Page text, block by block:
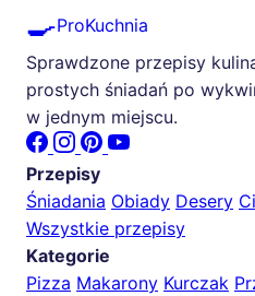
🍳ProKuchnia
Sprawdzone przepisy
prostych śniadań po
w jednym miejscu.
Przepisy
Śniadania Obiady Desery
Wszystkie przepisy
Kategorie
Pizza Makarony Kurczak